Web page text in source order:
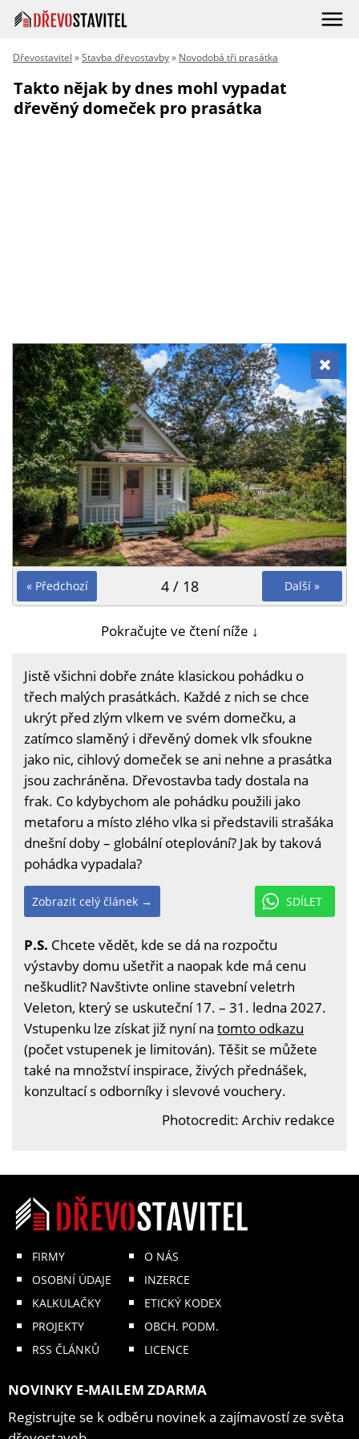
Dřevostavitel »Stavba dřevostavby» Novodobá tři prasátka
Takto nějak by dnes mohl vypadat
dřevěný domeček pro prasátka
« Předchozí Další »
4 / 18
Pokračujte ve čtení níže ↓
Jistě všichni dobře znáte klasickou pohádku o
třech malých prasátkách. Každé z nich se chce
ukrýt před zlým vlkem ve svém domečku, a
zatímco slaměný i dřevěný domek vlk sfoukne
jako nic, cihlový domeček se ani nehne a prasátka
jsou zachráněna. Dřevostavba tady dostala na
frak. Co kdybychom ale pohádku použili jako
metaforu a místo zlého vlka si představili strašáka
dnešní doby – globální oteplování? Jak by taková
pohádka vypadala?
SDÍLET
Zobrazit celý článek →
P.S. Chcete vědět, kde se dá na rozpočtu
výstavby domu ušetřit a naopak kde má cenu
neškudlit? Navštivte online stavební veletrh
Veleton, který se uskuteční 17. – 31. ledna 2027.
Vstupenku lze získat již nyní na tomto odkazu
(počet vstupenek je limitován). Těšit se můžete
také na množství inspirace, živých přednášek,
konzultací s odborníky i slevové vouchery.
Photocredit: Archiv redakce
FIRMY
OSOBNÍ ÚDAJE
KALKULAČKY
PROJEKTY
RSS ČLÁNKŮ
O NÁS
INZERCE
ETICKÝ KODEX
OBCH. PODM.
LICENCE
NOVINKY E-MAILEM ZDARMA
Registrujte se k odběru novinek a zajímavostí ze světa